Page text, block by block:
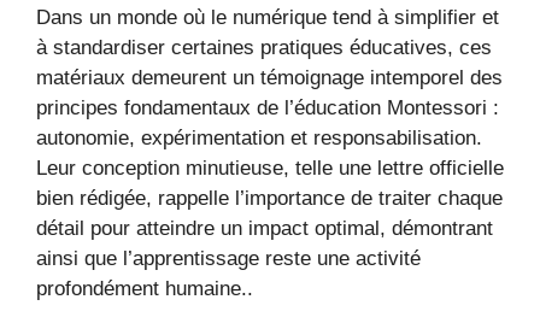
Dans un monde où le numérique tend à simplifier et
à standardiser certaines pratiques éducatives, ces
matériaux demeurent un témoignage intemporel des
principes fondamentaux de l’éducation Montessori :
autonomie, expérimentation et responsabilisation.
Leur conception minutieuse, telle une lettre officielle
bien rédigée, rappelle l’importance de traiter chaque
détail pour atteindre un impact optimal, démontrant
ainsi que l’apprentissage reste une activité
profondément humaine..